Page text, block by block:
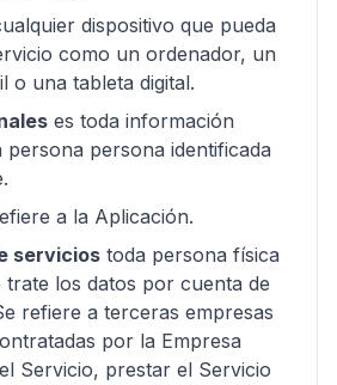
dispositivo que pueda
como un ordenador, un
o una tableta digital.
es toda información
persona persona identificada
a la Aplicación.
servicios toda persona física
trate los datos por cuenta de
refiere a terceras empresas
por la Empresa
Servicio, prestar el Servicio